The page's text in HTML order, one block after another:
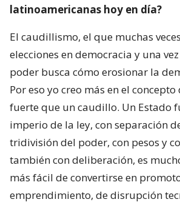
latinoamericanas hoy en día?
El caudillismo, el que muchas
elecciones en democracia y una
poder busca cómo erosionar la
Por eso yo creo más en el
fuerte que un caudillo. Un Estado
imperio de la ley, con separación
tridivisión del poder, con pesos y
también con deliberación, es
más fácil de convertirse en
emprendimiento, de disrupción